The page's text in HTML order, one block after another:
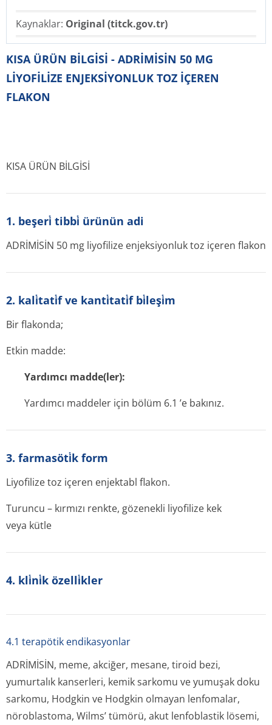
Kaynaklar: Original (titck.gov.tr)
KISA ÜRÜN BİLGİSİ - ADRİMİSİN 50 MG
LİYOFİLİZE ENJEKSİYONLUK TOZ İÇEREN
FLAKON
KISA ÜRÜN BİLGİSİ
1. beşeri̇ tibbi̇ ürünün adi
ADRİMİSİN 50 mg liyofilize enjeksiyonluk toz içeren flakon
2. kali̇tati̇f ve kanti̇tati̇f bi̇leşi̇m
Bir flakonda;
Etkin madde:
Yardımcı madde(ler):
Yardımcı maddeler için bölüm 6.1 ’e bakınız.
3. farmasöti̇k form
Liyofilize toz içeren enjektabl flakon.
Turuncu – kırmızı renkte, gözenekli liyofilize kek
veya kütle
4. kli̇ni̇k özelli̇kler
4.1 terapötik endikasyonlar
ADRİMİSİN, meme, akciğer, mesane, tiroid bezi,
yumurtalık kanserleri, kemik sarkomu ve yumuşak doku
sarkomu, Hodgkin ve Hodgkin olmayan lenfomalar,
nöroblastoma, Wilms’ tümörü, akut lenfoblastik lösemi,